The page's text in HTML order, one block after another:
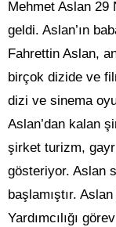
Mehmet Aslan 29
geldi. Aslan’ın
Fahrettin Aslan,
birçok dizide ve
dizi ve sinema
Aslan’dan kalan
şirket turizm,
gösteriyor. Aslan
başlamıştır.
Yardımcılığı